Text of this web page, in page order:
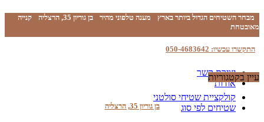
מבחר השטיחים הגדול ביותר בארץ מענה טלפוני מהיר בן גוריון 35, הרצליה
קנייה
מאובטחת
התקשרו עכשיו: 050-4683642
יצירת קשר
אודות
בן גוריון 35, הרצליה
עיין בקטגוריות
קולקציית שטיחי סולטני
שטיחים לפי סוג